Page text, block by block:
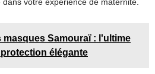
masques Samouraï : l'ultime
élégante